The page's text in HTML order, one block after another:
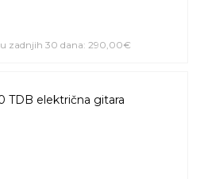
u zadnjih 30 dana: 290,00€
TDB električna gitara